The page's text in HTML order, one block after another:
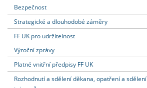
Dozvědět se více
Podat přihlášku
Dozvědět se více
Dozvědět se více
Dozvědět se více
Bezpečnost
Strategické a dlouhodobé záměry
FF UK pro udržitelnost
Výroční zprávy
Platné vnitřní předpisy FF UK
Rozhodnutí a sdělení děkana, opatření a sdělení